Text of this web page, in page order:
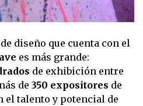
diseño que cuenta con el
es más grande:
de exhibición entre
de 350 expositores de
el talento y potencial de